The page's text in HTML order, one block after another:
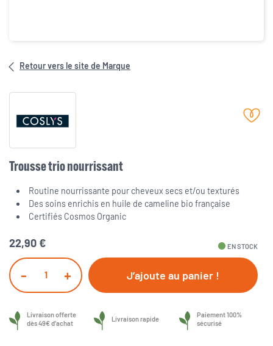
Retour vers le site de Marque
Trousse trio nourrissant
Routine nourrissante pour cheveux secs et/ou texturés
Des soins enrichis en huile de cameline bio française
Certifiés Cosmos Organic
22,90 € fiber_manual_record EN STOCK
- + J’ajoute au panier !
Livraison offerte
dès 49€ d’achat
Livraison rapide
Paiement 100%
sécurisé